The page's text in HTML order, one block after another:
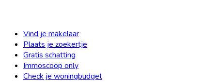
Vind je makelaar
Plaats je zoekertje
Gratis schatting
Immoscoop only
Check je woningbudget